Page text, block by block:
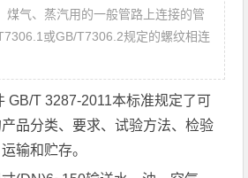
煤气、蒸汽用的一般管路上连接的管
或GB/T7306.2规定的螺纹相连
GB/T 3287-2011本标准规定了可
品分类、要求、试验方法、检验
输和贮存。